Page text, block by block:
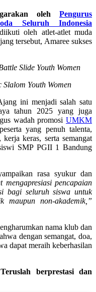
olehPengurus
Seluruh Indonesia
oleh atlet-atlet muda
tersebut, Amaree sukses
Slide Youth Women
Slalom Youth Women
ini menjadi salah satu
tahun 2025 yang juga
wadah promosi UMKM
yang penuh talenta,
keras, serta semangat
SMP PGII 1 Bandung
rasa syukur dan
mengapresiasi pencapaian
bagi seluruh siswa untuk
maupun non-akademik,”
nama klub dan
dengan semangat, doa,
dapat meraih keberhasilan
berprestasi dan